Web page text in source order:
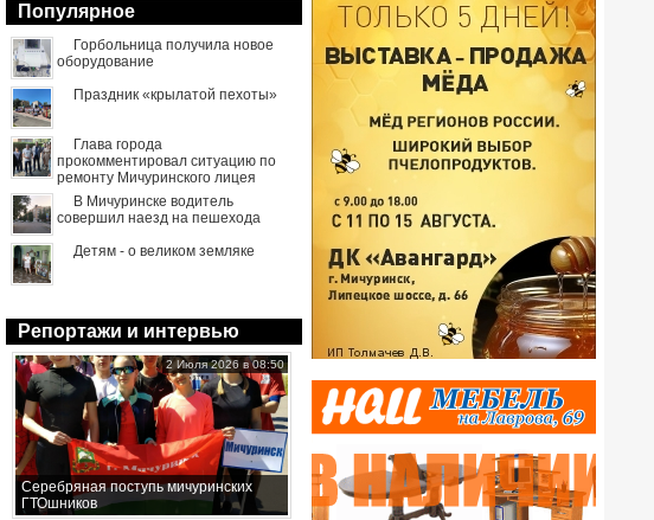
Популярное
Горбольница получила новое
оборудование
Праздник «крылатой пехоты»
Глава города
прокомментировал ситуацию по
ремонту Мичуринского лицея
В Мичуринске водитель
совершил наезд на пешехода
Детям - о великом земляке
Репортажи и интервью
Серебряная поступь мичуринских
ГТОшников
2 Июля 2026 в 08:50